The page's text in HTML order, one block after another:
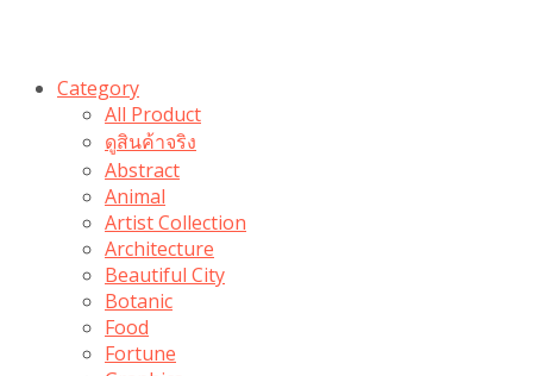
Category
All Product
ดูสินค้าจริง
Abstract
Animal
Artist Collection
Architecture
Beautiful City
Botanic
Food
Fortune